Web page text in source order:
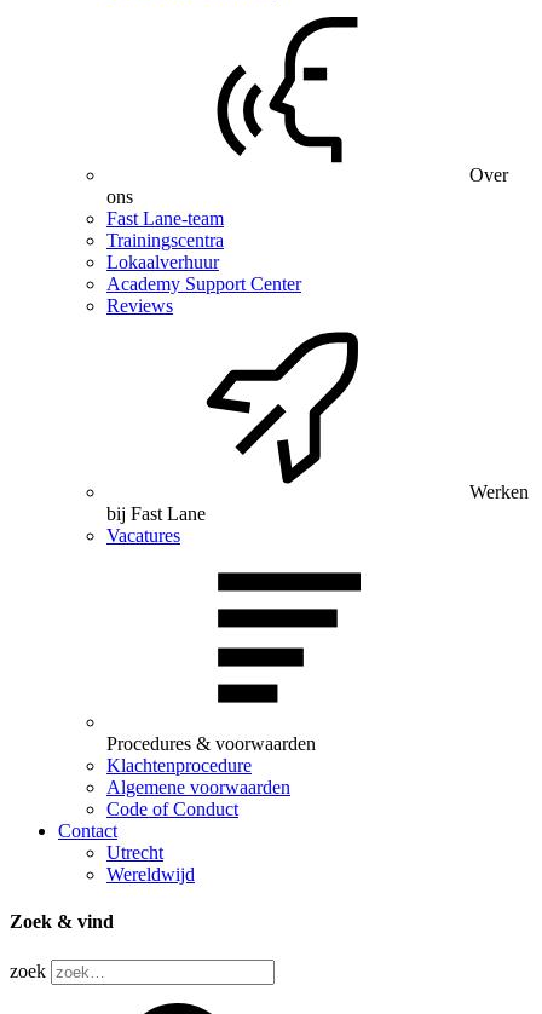
Over
ons
Fast Lane-team
Trainingscentra
Lokaalverhuur
Academy Support Center
Reviews
Werken
bij Fast Lane
Vacatures
Procedures & voorwaarden
Klachtenprocedure
Algemene voorwaarden
Code of Conduct
Contact
Utrecht
Wereldwijd
Zoek & vind
zoek